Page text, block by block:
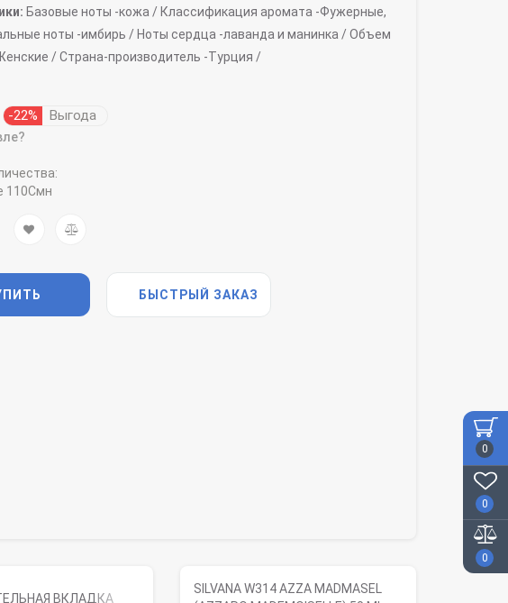
0
0
0
Базовые ноты -кожа / Классификация аромата -Фужерные,
ноты -имбирь / Ноты сердца -лаванда и манинка /Объем
/Страна-производитель -Турция /
-22% Выгода
110Смн
БЫСТРЫЙ ЗАКАЗ
ВКЛАДКА
SILVANA W314 AZZA MADMASEL